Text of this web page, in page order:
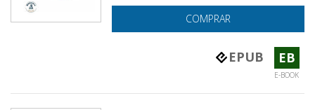
COMPRAR
EPUB EB
E-BOOK